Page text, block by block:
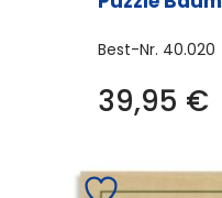
Best-Nr. 40.020
39,95 €